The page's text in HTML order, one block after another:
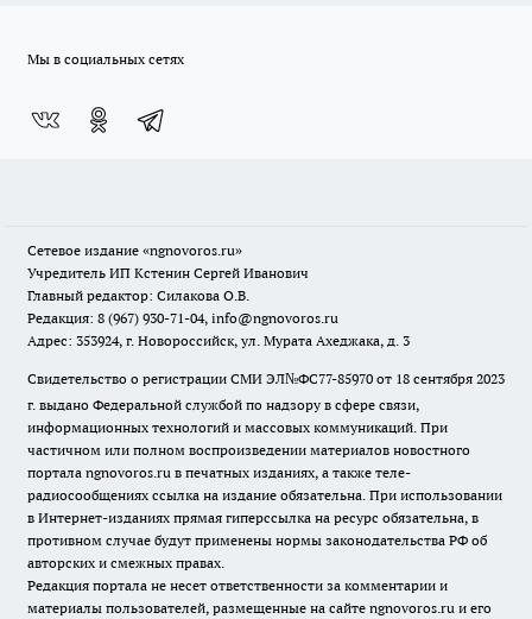
Мы в социальных сетях
Сетевое издание «ngnovoros.ru»
Учредитель ИП Кстенин Сергей Иванович
Главный редактор: Силакова О.В.
Редакция: 8 (967) 930-71-04, info@ngnovoros.ru
Адрес: 353924, г. Новороссийск, ул. Мурата Ахеджака, д. 3
Свидетельство о регистрации СМИ ЭЛ№ФС77-85970 от 18 сентября 2023
г. выдано Федеральной службой по надзору в сфере связи,
информационных технологий и массовых коммуникаций. При
частичном или полном воспроизведении материалов новостного
портала ngnovoros.ru в печатных изданиях, а также теле-
радиосообщениях ссылка на издание обязательна. При использовании
в Интернет-изданиях прямая гиперссылка на ресурс обязательна, в
противном случае будут применены нормы законодательства РФ об
авторских и смежных правах.
Редакция портала не несет ответственности за комментарии и
материалы пользователей, размещенные на сайте ngnovoros.ru и его